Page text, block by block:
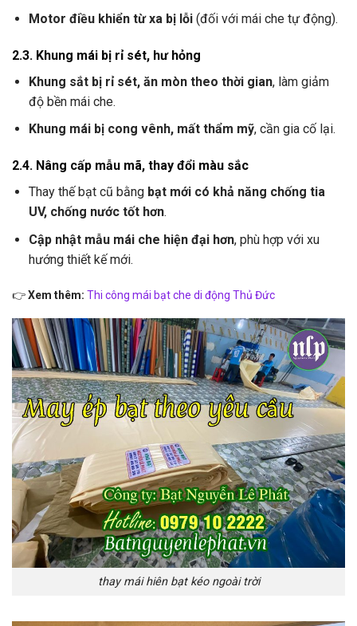
Motor điều khiển từ xa bị lỗi(đối với mái che tự động).
2.3. Khung mái bị rỉ sét, hư hỏng
Khung sắt bị rỉ sét, ăn mòn theo thời gian, làm giảm
độ bền mái che.
Khung mái bị cong vênh, mất thẩm mỹ, cần gia cố lại.
2.4. Nâng cấp mẫu mã, thay đổi màu sắc
Thay thế bạt cũ bằng bạt mới có khả năng chống tia
UV, chống nước tốt hơn.
Cập nhật mẫu mái che hiện đại hơn, phù hợp với xu
hướng thiết kế mới.
👉Xem thêm: Thi công mái bạt che di động Thủ Đức
thay mái hiên bạt kéo ngoài trời